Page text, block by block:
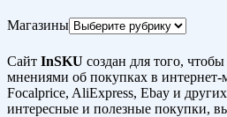
Магазины
Сайт InSKU создан для того,
мнениями об покупках в интернет-
Focalprice, AliExpress, Ebay и
интересные и полезные покупки,